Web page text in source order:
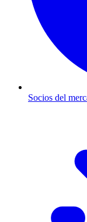
Socios del